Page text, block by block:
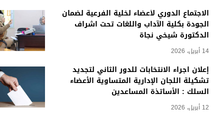
الاجتماع الدوري لأعضاء لخلية الفرعية لضمان
الجودة بكلية الآداب واللغات تحت اشراف
الدكتورة شيخي نجاة
14 أبريل، 2026
إعلان اجراء الانتخابات للدور الثاني لتجديد
تشكيلة اللجان الإدارية المتساوية الأعضاء
السلك : الأساتذة المساعدين
12 أبريل، 2026